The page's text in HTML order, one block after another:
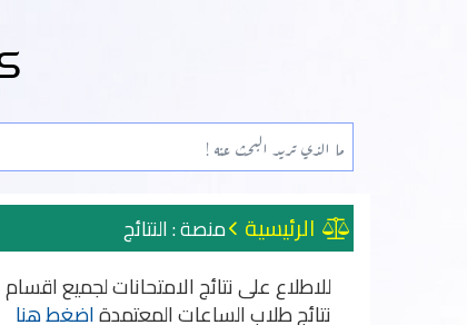
الرئيسية منصة : النتائج
للاطلاع على نتائج الامتحانات لجميع اقسام
نتائج طلاب الساعات المعتمدةاضغط هنا